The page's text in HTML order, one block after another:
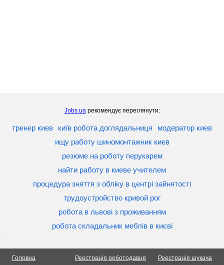
Jobs.uaрекомендує переглянути:
тренер киев київ робота доглядальниця
модератор киев
ищу работу шиномонтажник киев
резюме на роботу перукарем
найти работу в киеве учителем
процедура зняття з обліку в центрі зайнятості
трудоустройство кривой рог
робота в львові з проживанням
робота складальник меблів в києві
Головна
Реестрація роботодавця
Реестрація шукача